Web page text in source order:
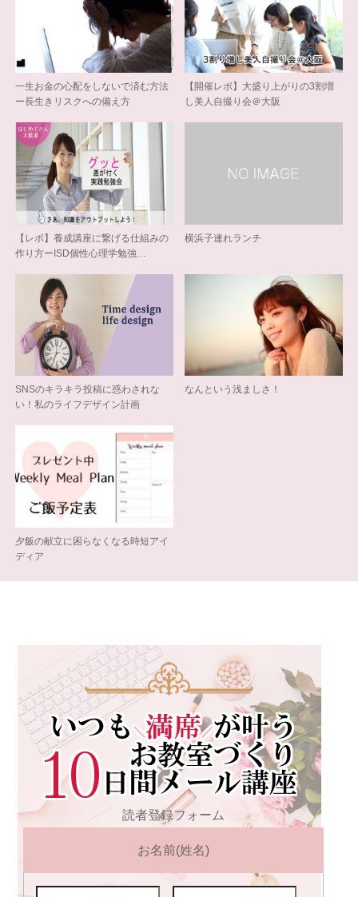
一生お金の心配をしないで済む方法
ー長生きリスクへの備え方
【開催レポ】大盛り上がりの3割増
し美人自撮り会＠大阪
【レポ】養成講座に繋げる仕組みの
作り方ーISD個性心理学勉強…
横浜子連れランチ
SNSのキラキラ投稿に惑わされな
い！私のライフデザイン計画
なんという浅ましさ！
夕飯の献立に困らなくなる時短アイ
ディア
読者登録フォーム
お名前(姓名)